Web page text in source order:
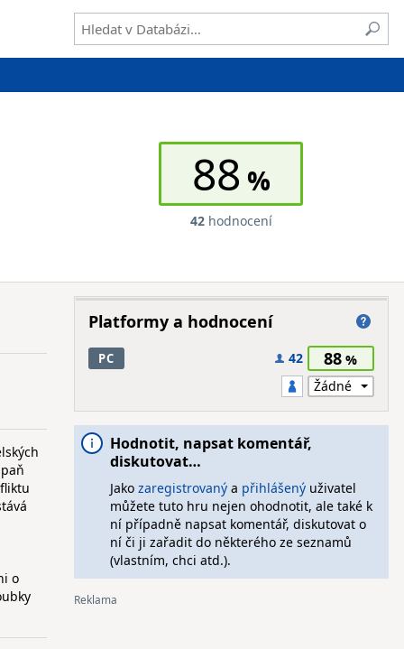
88
42hodnocení
o
Platformy a hodnocení
PC 42 88
Hodnotit, napsat komentář,
diskutovat…
Jako zaregistrovanýa přihlášenýuživatel
můžete tuto hru nejen ohodnotit, ale také k
ní případně napsat komentář, diskutovat o
ní či ji zařadit do některého ze seznamů
(vlastním, chci atd.).